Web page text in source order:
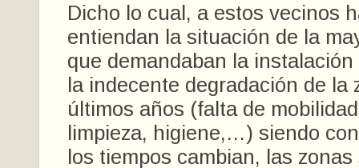
Dicho lo cual, a estos vecinos
entiendan la situación de la
que demandaban la
la indecente degradación de la
últimos años (falta de
limpieza, higiene,…) siendo
los tiempos cambian, las